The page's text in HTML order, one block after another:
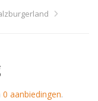
0 aanbiedingen.